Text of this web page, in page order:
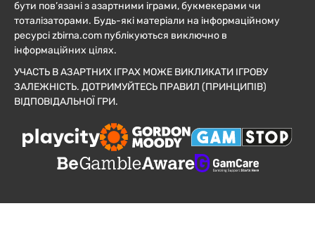
бути пов’язані з азартними іграми, букмекерами чи
тоталізаторами. Будь-які матеріали на інформаційному
ресурсі zbirna.com публікуються виключно в
інформаційних цілях.
УЧАСТЬ В АЗАРТНИХ ІГРАХ МОЖЕ ВИКЛИКАТИ ІГРОВУ
ЗАЛЕЖНІСТЬ. ДОТРИМУЙТЕСЬ ПРАВИЛ (ПРИНЦИПІВ)
ВІДПОВІДАЛЬНОЇ ГРИ.